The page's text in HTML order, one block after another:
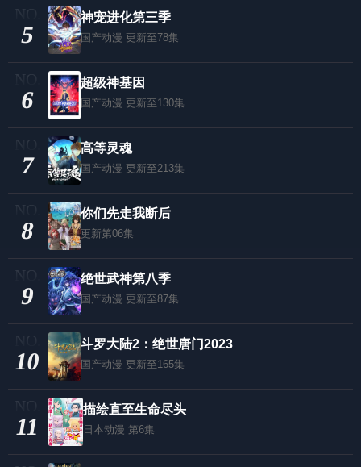
5
神宠进化第三季
国产动漫 更新至78集
6
超级神基因
国产动漫 更新至130集
7
高等灵魂
国产动漫 更新至213集
8
你们先走我断后
更新第06集
9
绝世武神第八季
国产动漫 更新至87集
10
斗罗大陆2：绝世唐门2023
国产动漫 更新至165集
11
描绘直至生命尽头
日本动漫 第6集